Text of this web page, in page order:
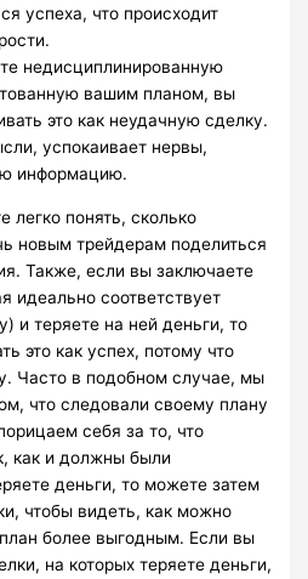
успеха, что происходит
недисциплинированную
вашим планом, вы
это как неудачную сделку.
успокаивает нервы,
информацию.
легко понять, сколько
новым трейдерам поделиться
Также, если вы заключаете
идеально соответствует
и теряете на ней деньги, то
это как успех, потому что
Часто в подобном случае, мы
что следовали своему плану
себя за то, что
как и должны были
деньги, то можете затем
чтобы видеть, как можно
более выгодным. Если вы
на которых теряете деньги,